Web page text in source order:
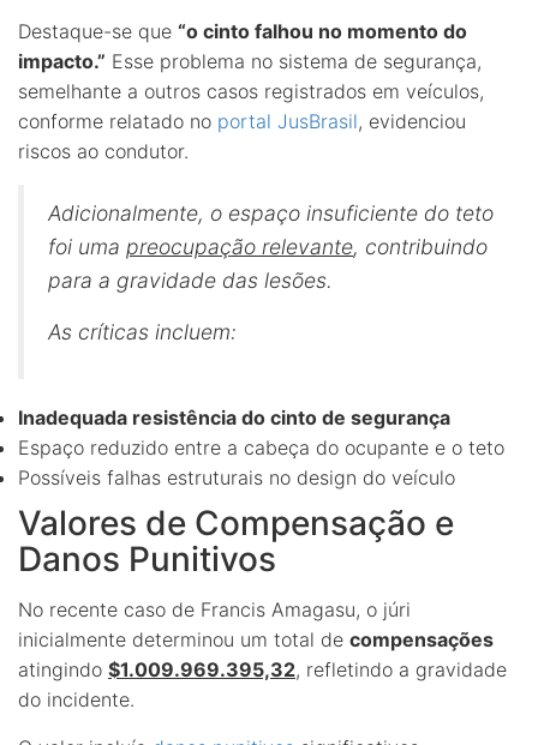
Destaque-se que “o cinto falhou no momento do
impacto.” Esse problema no sistema de segurança,
semelhante a outros casos registrados em veículos,
conforme relatado no portal JusBrasil, evidenciou
riscos ao condutor.
Adicionalmente, o espaço insuficiente do teto
foi uma preocupação relevante, contribuindo
para a gravidade das lesões.
As críticas incluem:
Inadequada resistência do cinto de segurança
Espaço reduzido entre a cabeça do ocupante e o teto
Possíveis falhas estruturais no design do veículo
Valores de Compensação e
Danos Punitivos
No recente caso de Francis Amagasu, o júri
inicialmente determinou um total de compensações
atingindo $1.009.969.395,32, refletindo a gravidade
do incidente.